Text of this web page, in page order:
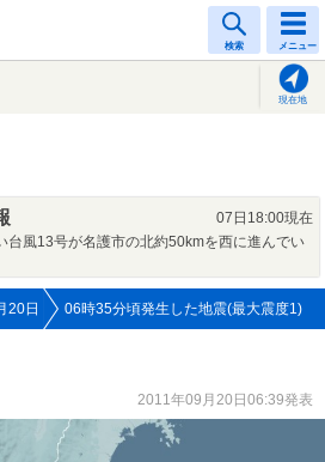
検索 メニュー
現在地
07日18:00現在
台風13号が名護市の北約50kmを西に進んでい
20日 06時35分頃発生した地震(最大震度1)
2011年09月20日06:39発表